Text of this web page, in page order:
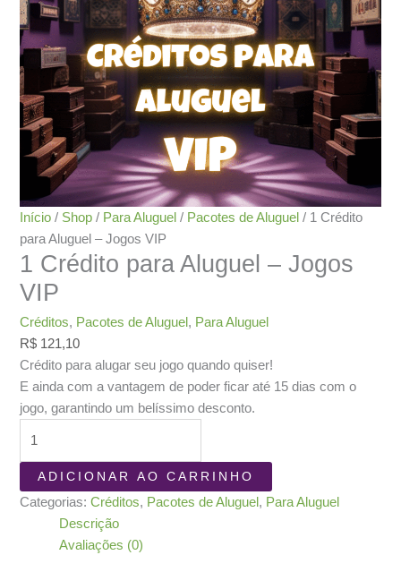
Início / Shop / Para Aluguel / Pacotes de Aluguel / 1 Crédito
para Aluguel – Jogos VIP
1 Crédito para Aluguel – Jogos
VIP
Créditos, Pacotes de Aluguel , Para Aluguel
R$ 121,10
Crédito para alugar seu jogo quando quiser!
E ainda com a vantagem de poder ficar até 15 dias com o
jogo, garantindo um belíssimo desconto.
para
Aluguel
ADICIONAR AO CARRINHO
Categorias:Créditos, Pacotes de Aluguel , Para Aluguel
Descrição
Avaliações (0)